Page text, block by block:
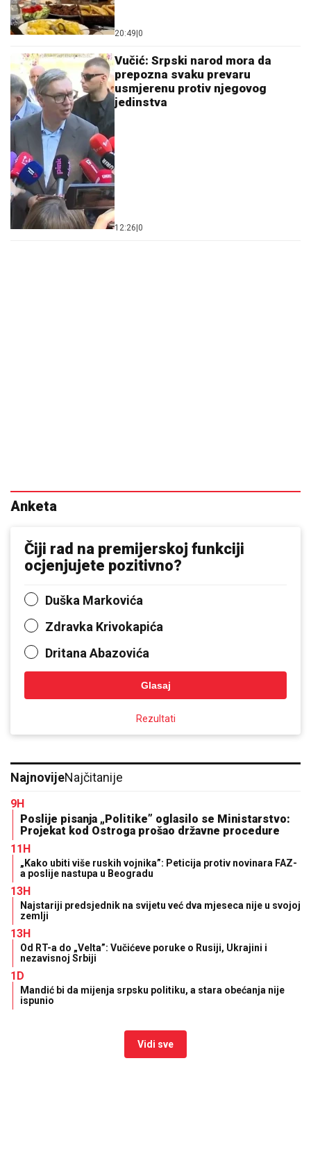
20:49 0
Vučić: Srpski narod mora da
prepozna svaku prevaru
usmjerenu protiv njegovog
jedinstva
12:26 0
Anketa
Čiji rad na premijerskoj funkciji
ocjenjujete pozitivno?
Duška Markovića
Zdravka Krivokapića
Dritana Abazovića
Glasaj
Rezultati
NajnovijeNajčitanije
9H
Poslije pisanja „Politike” oglasilo se Ministarstvo:
Projekat kod Ostroga prošao državne procedure
11H
„Kako ubiti više ruskih vojnika”: Peticija protiv novinara FAZ-
a poslije nastupa u Beogradu
13H
Najstariji predsjednik na svijetu već dva mjeseca nije u svojoj
zemlji
13H
Od RT-a do „Velta”: Vučićeve poruke o Rusiji, Ukrajini i
nezavisnoj Srbiji
1D
Mandić bi da mijenja srpsku politiku, a stara obećanja nije
ispunio
Vidi sve